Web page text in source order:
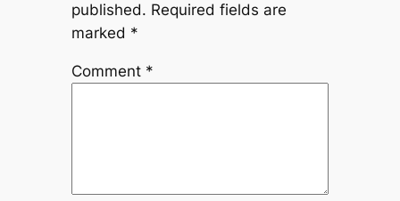
published. Required fields are
marked *
Comment *